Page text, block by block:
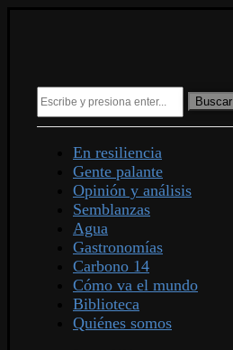
Buscar
En resiliencia
Gente palante
Opinión y análisis
Semblanzas
Agua
Gastronomías
Carbono 14
Cómo va el mundo
Biblioteca
Quiénes somos